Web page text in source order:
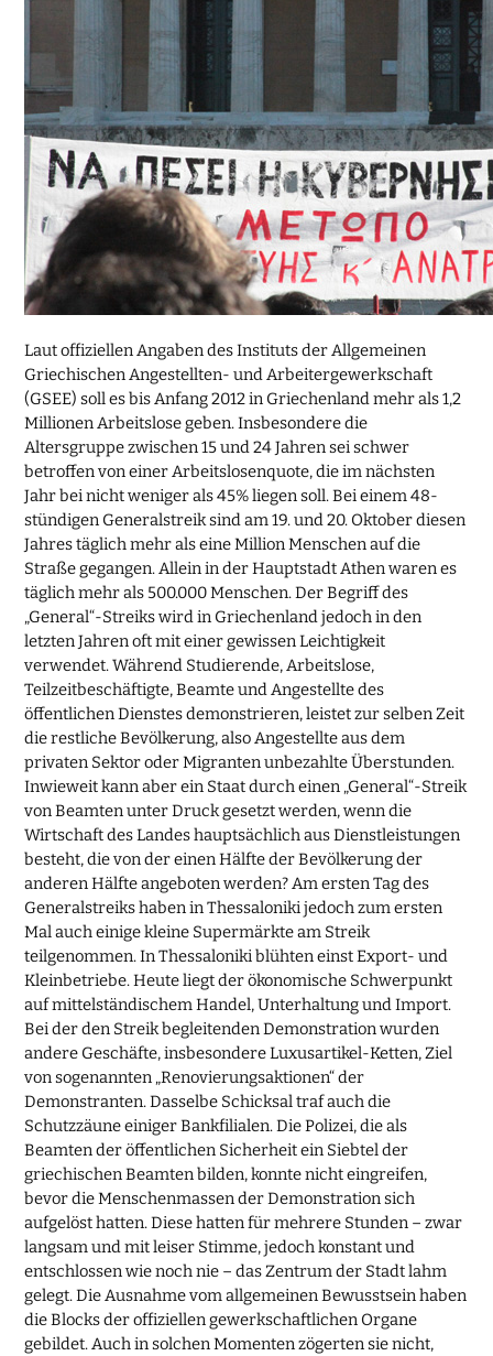
Laut offiziellen Angaben des Instituts der Allgemeinen
Griechischen Angestellten- und Arbeitergewerkschaft
(GSEE) soll es bis Anfang 2012 in Griechenland mehr als 1,2
Millionen Arbeitslose geben. Insbesondere die
Altersgruppe zwischen 15 und 24 Jahren sei schwer
betroffen von einer Arbeitslosenquote, die im nächsten
Jahr bei nicht weniger als 45% liegen soll. Bei einem 48-
stündigen Generalstreik sind am 19. und 20. Oktober diesen
Jahres täglich mehr als eine Million Menschen auf die
Straße gegangen. Allein in der Hauptstadt Athen waren es
täglich mehr als 500.000 Menschen. Der Begriff des
„General“-Streiks wird in Griechenland jedoch in den
letzten Jahren oft mit einer gewissen Leichtigkeit
verwendet. Während Studierende, Arbeitslose,
Teilzeitbeschäftigte, Beamte und Angestellte des
öffentlichen Dienstes demonstrieren, leistet zur selben Zeit
die restliche Bevölkerung, also Angestellte aus dem
privaten Sektor oder Migranten unbezahlte Überstunden.
Inwieweit kann aber ein Staat durch einen „General“-Streik
von Beamten unter Druck gesetzt werden, wenn die
Wirtschaft des Landes hauptsächlich aus Dienstleistungen
besteht, die von der einen Hälfte der Bevölkerung der
anderen Hälfte angeboten werden? Am ersten Tag des
Generalstreiks haben in Thessaloniki jedoch zum ersten
Mal auch einige kleine Supermärkte am Streik
teilgenommen. In Thessaloniki blühten einst Export- und
Kleinbetriebe. Heute liegt der ökonomische Schwerpunkt
auf mittelständischem Handel, Unterhaltung und Import.
Bei der den Streik begleitenden Demonstration wurden
andere Geschäfte, insbesondere Luxusartikel-Ketten, Ziel
von sogenannten „Renovierungsaktionen“ der
Demonstranten. Dasselbe Schicksal traf auch die
Schutzzäune einiger Bankfilialen. Die Polizei, die als
Beamten der öffentlichen Sicherheit ein Siebtel der
griechischen Beamten bilden, konnte nicht eingreifen,
bevor die Menschenmassen der Demonstration sich
aufgelöst hatten. Diese hatten für mehrere Stunden – zwar
langsam und mit leiser Stimme, jedoch konstant und
entschlossen wie noch nie – das Zentrum der Stadt lahm
gelegt. Die Ausnahme vom allgemeinen Bewusstsein haben
die Blocks der offiziellen gewerkschaftlichen Organe
gebildet. Auch in solchen Momenten zögerten sie nicht,